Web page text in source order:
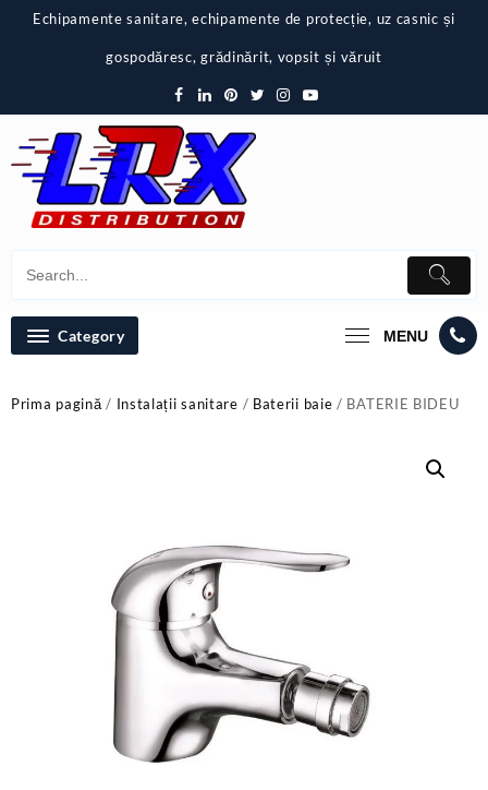
Echipamente sanitare, echipamente de protecție, uz casnic și
gospodăresc, grădinărit, vopsit și văruit
Category MENU
Prima pagină/ Instalații sanitare / Baterii baie / BATERIE BIDEU